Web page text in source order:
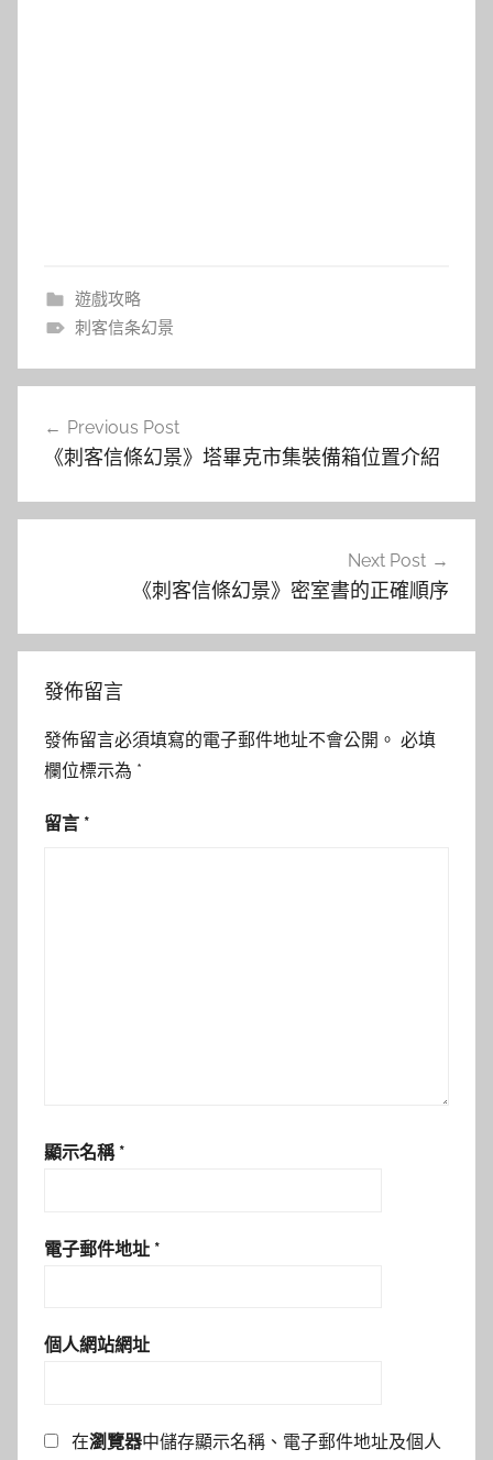
遊戲攻略
刺客信条幻景
覽
Previous Post
《刺客信條幻景》塔畢克市集裝備箱位置介紹
Next Post
《刺客信條幻景》密室書的正確順序
發佈留言
發佈留言必須填寫的電子郵件地址不會公開。 必填
欄位標示為 *
留言 *
顯示名稱 *
電子郵件地址 *
個人網站網址
在瀏覽器中儲存顯示名稱、電子郵件地址及個人